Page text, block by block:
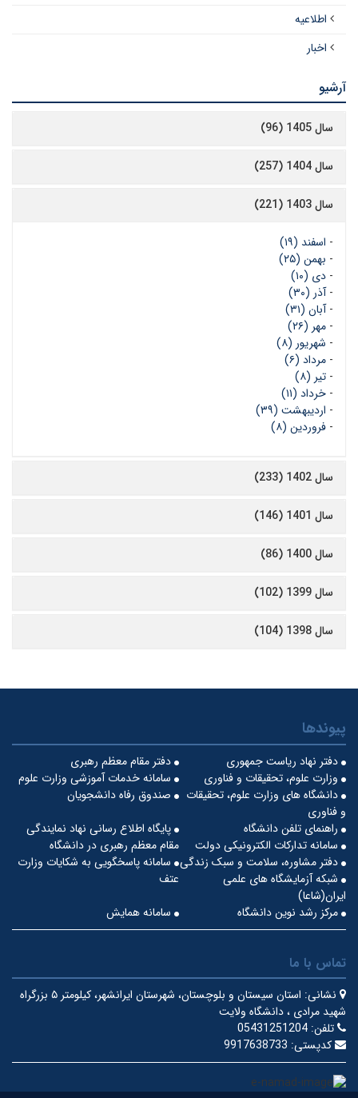
اطلاعیه
اخبار
آرشیو
سال 1405 (96)
سال 1404 (257)
سال 1403 (221)
- اسفند (۱۹)
- بهمن (۲۵)
- دی (۱۰)
-آذر (۳۰)
-آبان (۳۱)
- مهر (۲۶)
- شهریور (۸)
- مرداد (۶)
- تیر (۸)
- خرداد (۱۱)
- اردیبهشت (۳۹)
- فروردین (۸)
سال 1402 (233)
سال 1401 (146)
سال 1400 (86)
سال 1399 (102)
سال 1398 (104)
پیوندها
دفتر مقام معظم رهبری
دفتر نهاد ریاست جمهوری
سامانه خدمات آموزشی وزارت علوم
وزارت علوم، تحقیقات و فناوری
صندوق رفاه دانشجویان
دانشگاه های وزارت علوم، تحقیقات
و فناوری
پایگاه اطلاع رسانی نهاد نمایندگی
مقام معظم رهبری در دانشگاه
راهنمای تلفن دانشگاه
سامانه تدارکات الکترونیکی دولت
سامانه پاسخگویی به شکایات وزارت
عتف
دفتر مشاوره، سلامت و سبک زندگی
شبکه آزمایشگاه های علمی
ایران(شاعا)
سامانه همایش
مرکز رشد نوین دانشگاه
تماس با ما
نشانی:
استان سیستان و بلوچستان، شهرستان ایرانشهر، کیلومتر ۵ بزرگراه
شهید مرادی ، دانشگاه ولایت
تلفن: 05431251204
کدپستی: 9917638733